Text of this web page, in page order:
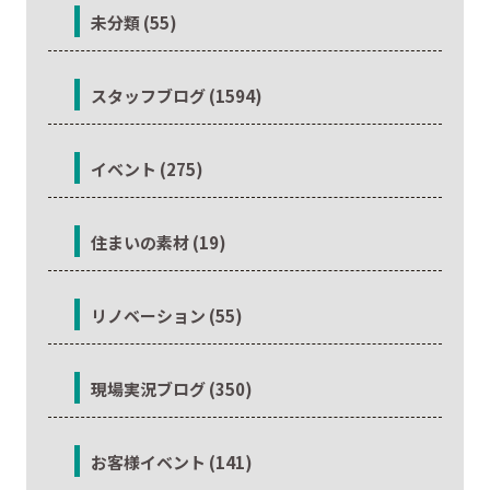
未分類 (55)
スタッフブログ (1594)
イベント (275)
住まいの素材 (19)
リノベーション (55)
現場実況ブログ (350)
お客様イベント (141)